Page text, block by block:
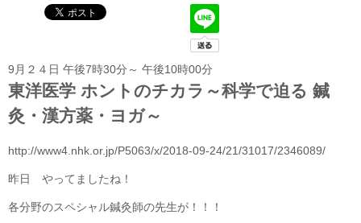
9月２４日 午後7時30分 ～ 午後10時00分
東洋医学 ホントのチカラ～科学で迫る 鍼
灸・漢方薬・ヨガ～
http://www4.nhk.or.jp/P5063/x/2018-09-24/21/31017/2346089/
昨日 やってましたね！
各分野のスペシャル鍼灸師の先生が！！！